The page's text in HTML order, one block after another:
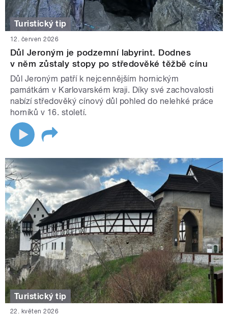
Turistický tip
12. červen 2026
Důl Jeroným je podzemní labyrint. Dodnes
v něm zůstaly stopy po středověké těžbě cínu
Důl Jeroným patří k nejcennějším hornickým
památkám v Karlovarském kraji. Díky své zachovalosti
nabízí středověký cínový důl pohled do nelehké práce
horníků v 16. století.
Turistický tip
22. květen 2026